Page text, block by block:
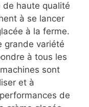
de haute qualité
à se lancer
à la ferme.
grande variété
à tous les
sont
et à
de